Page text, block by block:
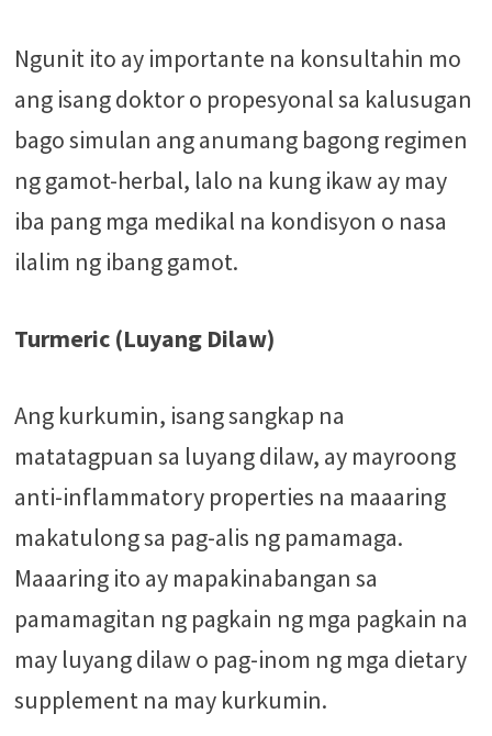
Ngunit ito ay importante na konsultahin mo
ang isang doktor o propesyonal sa kalusugan
bago simulan ang anumang bagong regimen
ng gamot-herbal, lalo na kung ikaw ay may
iba pang mga medikal na kondisyon o nasa
ilalim ng ibang gamot.
Turmeric (Luyang Dilaw)
Ang kurkumin, isang sangkap na
matatagpuan sa luyang dilaw, ay mayroong
anti-inflammatory properties na maaaring
makatulong sa pag-alis ng pamamaga.
Maaaring ito ay mapakinabangan sa
pamamagitan ng pagkain ng mga pagkain na
may luyang dilaw o pag-inom ng mga dietary
supplement na may kurkumin.